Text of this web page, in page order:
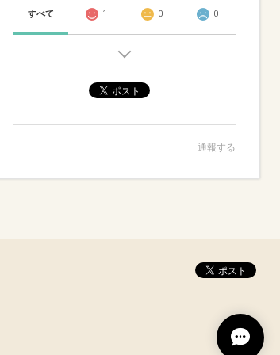
すべて 1 0 0
通報する